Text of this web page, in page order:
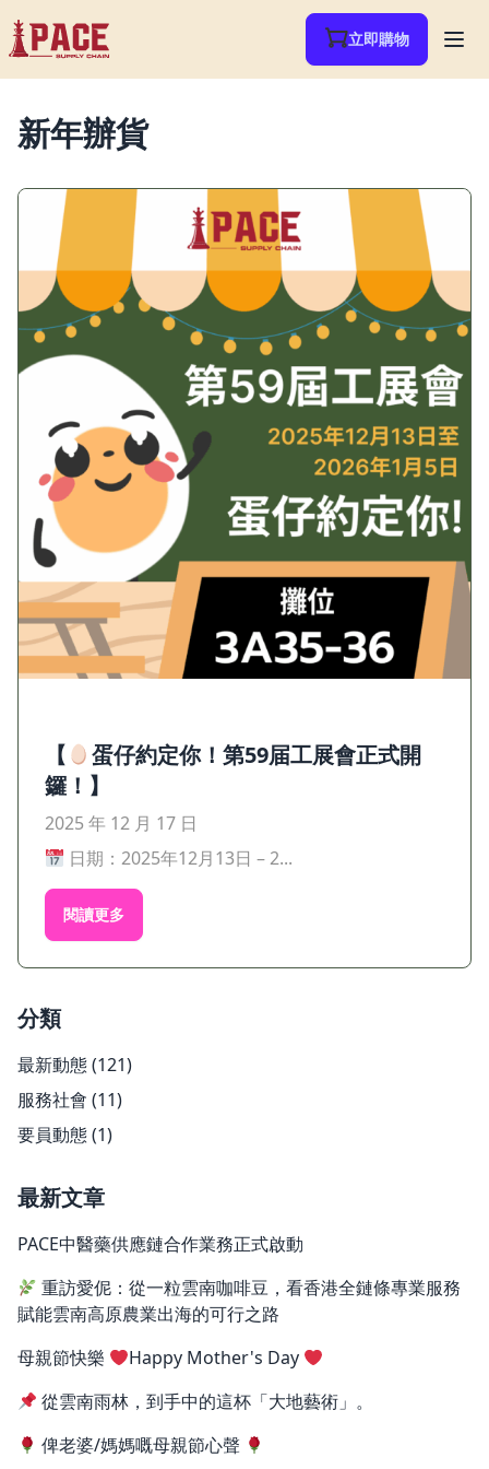
立即購物
新年辦貨
【
蛋仔約定你！第59届工展會正式開
鑼！】
2025 年 12 月 17 日
日期：2025年12月13日 – 2...
閱讀更多
分類
最新動態(121)
服務社會 (11)
要員動態(1)
最新文章
PACE中醫藥供應鏈合作業務正式啟動
重訪愛伲：從一粒雲南咖啡豆，看香港全鏈條專業服務
賦能雲南高原農業出海的可行之路
母親節快樂
Happy Mother's Day
從雲南雨林，到手中的這杯「大地藝術」。
俾老婆/媽媽嘅母親節心聲